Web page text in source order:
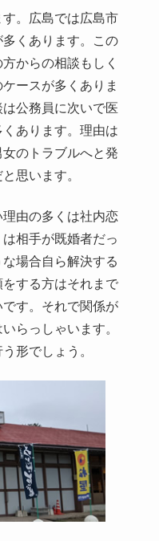
。広島では広島市
くあります。この
からの相談もしく
ースが多くありま
公務員に次いで医
あります。理由は
のトラブルへと発
思います。
由の多くは社内恋
相手が既婚者だっ
場合自ら解決する
する方はそれまで
す。それで関係が
らっしゃいます。
形でしょう。